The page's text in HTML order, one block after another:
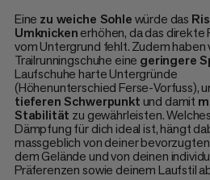
Eine zu weiche Sohlewürde das
Umknickenerhöhen, da das direkte
vom Untergrund fehlt. Zudem haben
Trailrunningschuhe eine geringere
Laufschuhe harte Untergründe
(Höhenunterschied Ferse-Vorfuss),
tieferen Schwerpunktund damit
Stabilität zu gewährleisten.
Dämpfung für dich ideal ist, hängt
massgeblich von deiner
dem Gelände und von deinen
Präferenzen sowie deinem Laufstil